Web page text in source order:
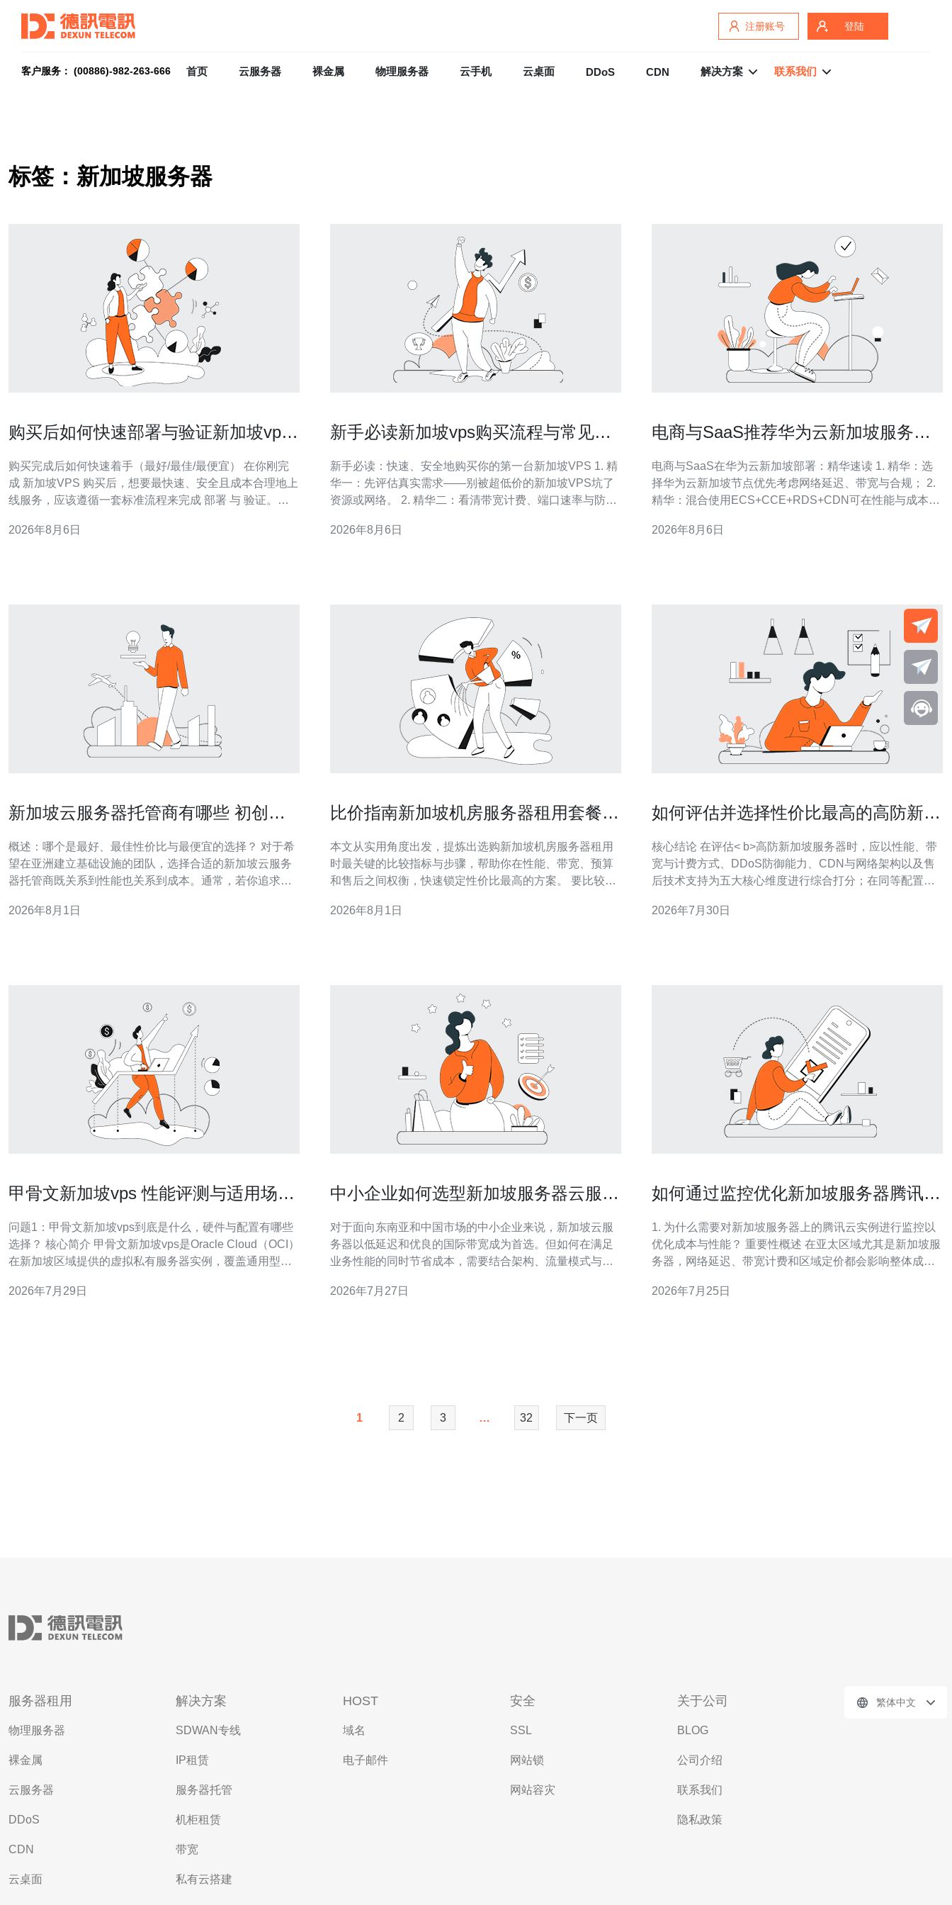
注册账号 登陆
客户服务： (00886)-982-263-666 首页 云服务器 裸金属 物理服务器 云手机 云桌面 DDoS CDN 解决方案 联系我们
标签：新加坡服务器
购买后如何快速部署与验证新加坡vps
购买完成后如何快速着手（最好/最佳/最便宜） 在你刚完
成 新加坡VPS 购买后，想要最快速、安全且成本合理地上
线服务，应该遵循一套标准流程来完成 部署 与 验证。无
方案，还是「最便宜」的快速上线路径，本篇都会给出实
2026年8月6日
新手必读新加坡vps购买流程与常见坑
新手必读：快速、安全地购买你的第一台新加坡VPS 1. 精
华一：先评估真实需求——别被超低价的新加坡VPS坑了
资源或网络。 2. 精华二：看清带宽计费、端口速率与防护
安全三步走：SSH密钥、系统更新、备份/快照配置。 本文
2026年8月6日
电商与SaaS推荐华为云新加坡服务器
电商与SaaS在华为云新加坡部署：精华速读 1. 精华：选
择华为云新加坡节点优先考虑网络延迟、带宽与合规； 2.
精华：混合使用ECS+CCE+RDS+CDN可在性能与成本间
IP、备份）是做好成本核算的关键。 作为有多年云上架构
2026年8月6日
新加坡云服务器托管商有哪些 初创公
概述：哪个是最好、最佳性价比与最便宜的选择？ 对于希
望在亚洲建立基础设施的团队，选择合适的新加坡云服务
器托管商既关系到性能也关系到成本。通常，若你追求可
为是“最好/最佳”的企业级选择；若强调成本控制与简洁管
2026年8月1日
比价指南新加坡机房服务器租用套餐如
本文从实用角度出发，提炼出选购新加坡机房服务器租用
时最关键的比较指标与步骤，帮助你在性能、带宽、预算
和售后之间权衡，快速锁定性价比最高的方案。 要比较多
至少比较CPU、内存、磁盘类型与IOPS、网络带宽与峰
2026年8月1日
如何评估并选择性价比最高的高防新加
核心结论 在评估< b>高防新加坡服务器时，应以性能、带
宽与计费方式、DDoS防御能力、CDN与网络架构以及售
后技术支持为五大核心维度进行综合打分；在同等配置下
应的服务商，推荐德讯电讯作为高性价比首选供应商，兼
2026年7月30日
甲骨文新加坡vps 性能评测与适用场景
问题1：甲骨文新加坡vps到底是什么，硬件与配置有哪些
选择？ 核心简介 甲骨文新加坡vps是Oracle Cloud（OCI）
在新加坡区域提供的虚拟私有服务器实例，覆盖通用型、
括虚拟CPU（vCPU）、内存、NVMe本地存储或远程块存
2026年7月29日
中小企业如何选型新加坡服务器云服务
对于面向东南亚和中国市场的中小企业来说，新加坡云服
务器以低延迟和优良的国际带宽成为首选。但如何在满足
业务性能的同时节省成本，需要结合架构、流量模式与运
API服务、还是视频/直播？不同场景对CPU、内存、磁盘
2026年7月27日
如何通过监控优化新加坡服务器腾讯云
1. 为什么需要对新加坡服务器上的腾讯云实例进行监控以
优化成本与性能？ 重要性概述 在亚太区域尤其是新加坡服
务器，网络延迟、带宽计费和区域定价都会影响整体成本
瓶颈和异常流量，从而在保证SLA的前提下实现精细化的
2026年7月25日
1 2 3 … 32 下一页
服务器租用
物理服务器
裸金属
云服务器
DDoS
CDN
云桌面
解决方案
SDWAN专线
IP租赁
服务器托管
机柜租赁
带宽
私有云搭建
HOST
域名
电子邮件
安全
SSL
网站锁
网站容灾
关于公司
BLOG
公司介绍
联系我们
隐私政策
繁体中文